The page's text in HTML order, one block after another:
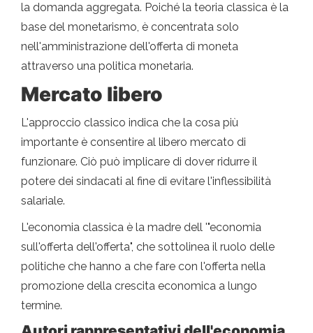
la domanda aggregata. Poiché la teoria classica è la
base del monetarismo, è concentrata solo
nell'amministrazione dell'offerta di moneta
attraverso una politica monetaria.
Mercato libero
L'approccio classico indica che la cosa più
importante è consentire al libero mercato di
funzionare. Ciò può implicare di dover ridurre il
potere dei sindacati al fine di evitare l'inflessibilità
salariale.
L'economia classica è la madre dell '"economia
sull'offerta dell'offerta", che sottolinea il ruolo delle
politiche che hanno a che fare con l'offerta nella
promozione della crescita economica a lungo
termine.